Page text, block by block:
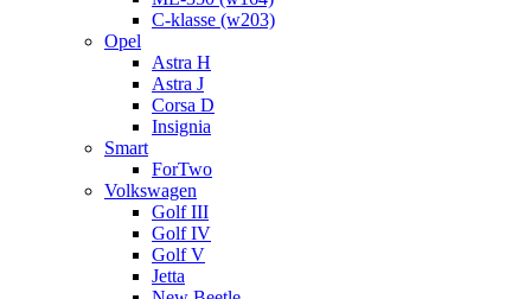
C-klasse (w203)
Opel
Astra H
Astra J
Corsa D
Insignia
Smart
ForTwo
Volkswagen
Golf III
Golf IV
Golf V
Jetta